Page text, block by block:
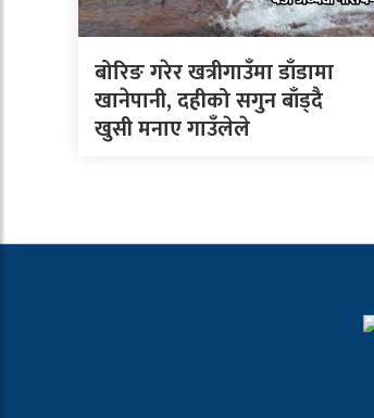
बोरिङ गरेर खत्रीगाउँमा डाँडामा
खानेपानी, दहीको सगुन बाँड्दै
खुसी मनाए गाउँलेले